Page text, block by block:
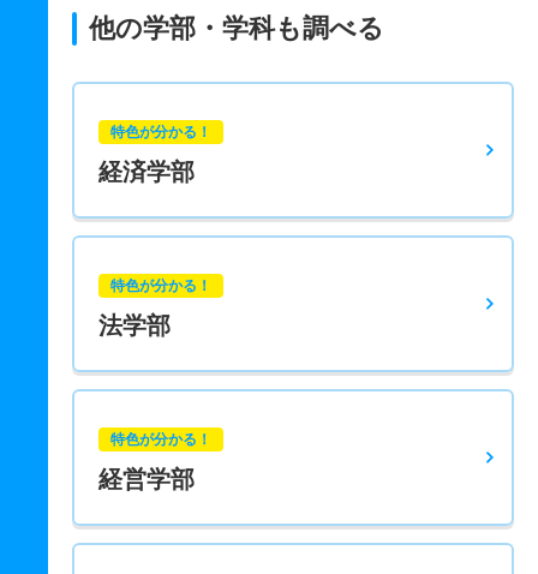
他の学部・学科も調べる
特色が分かる！
経済学部
特色が分かる！
法学部
特色が分かる！
経営学部